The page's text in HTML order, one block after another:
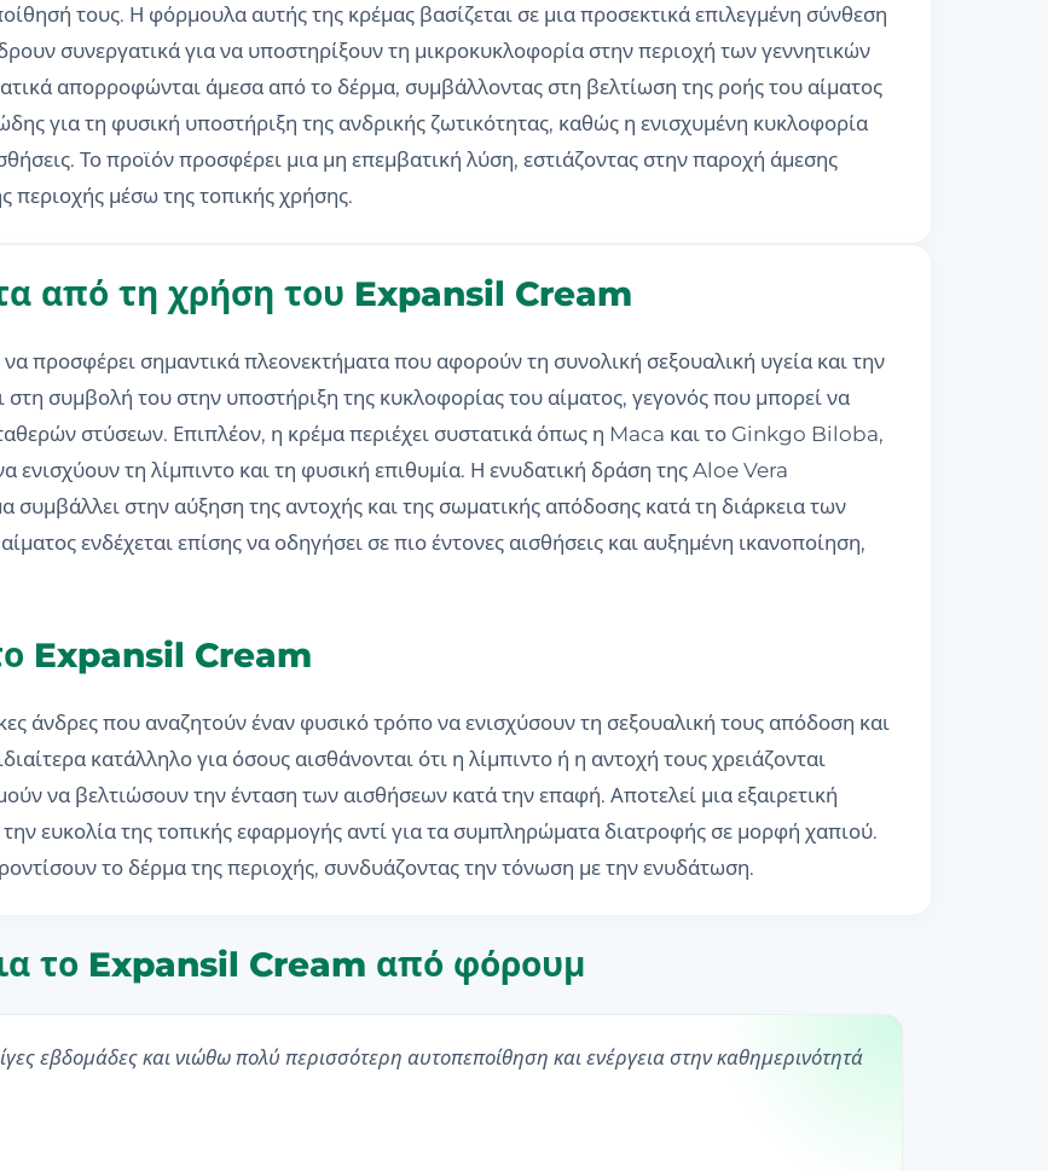
τους. Η φόρμουλα αυτής της κρέμας βασίζεται σε μια προσεκτικά επιλεγμένη σύνθεση
συνεργατικά για να υποστηρίξουν τη μικροκυκλοφορία στην περιοχή των γεννητικών
απορροφώνται άμεσα από το δέρμα, συμβάλλοντας στη βελτίωση της ροής του αίματος
για τη φυσική υποστήριξη της ανδρικής ζωτικότητας, καθώς η ενισχυμένη κυκλοφορία
Το προϊόν προσφέρει μια μη επεμβατική λύση, εστιάζοντας στην παροχή άμεσης
περιοχής μέσω της τοπικής χρήσης.
από τη χρήση του Expansil Cream
προσφέρει σημαντικά πλεονεκτήματα που αφορούν τη συνολική σεξουαλική υγεία και την
στη συμβολή του στην υποστήριξη της κυκλοφορίας του αίματος, γεγονός που μπορεί να
στύσεων. Επιπλέον, η κρέμα περιέχει συστατικά όπως η Maca και το Ginkgo Biloba,
ενισχύουν τη λίμπιντο και τη φυσική επιθυμία. Η ενυδατική δράση της Aloe Vera
στην αύξηση της αντοχής και της σωματικής απόδοσης κατά τη διάρκεια των
ενδέχεται επίσης να οδηγήσει σε πιο έντονες αισθήσεις και αυξημένη ικανοποίηση,
Expansil Cream
άνδρες που αναζητούν έναν φυσικό τρόπο να ενισχύσουν τη σεξουαλική τους απόδοση και
κατάλληλο για όσους αισθάνονται ότι η λίμπιντο ή η αντοχή τους χρειάζονται
να βελτιώσουν την ένταση των αισθήσεων κατά την επαφή. Αποτελεί μια εξαιρετική
ευκολία της τοπικής εφαρμογής αντί για τα συμπληρώματα διατροφής σε μορφή χαπιού.
το δέρμα της περιοχής, συνδυάζοντας την τόνωση με την ενυδάτωση.
το Expansil Cream από φόρουμ
εβδομάδες και νιώθω πολύ περισσότερη αυτοπεποίθηση και ενέργεια στην καθημερινότητά